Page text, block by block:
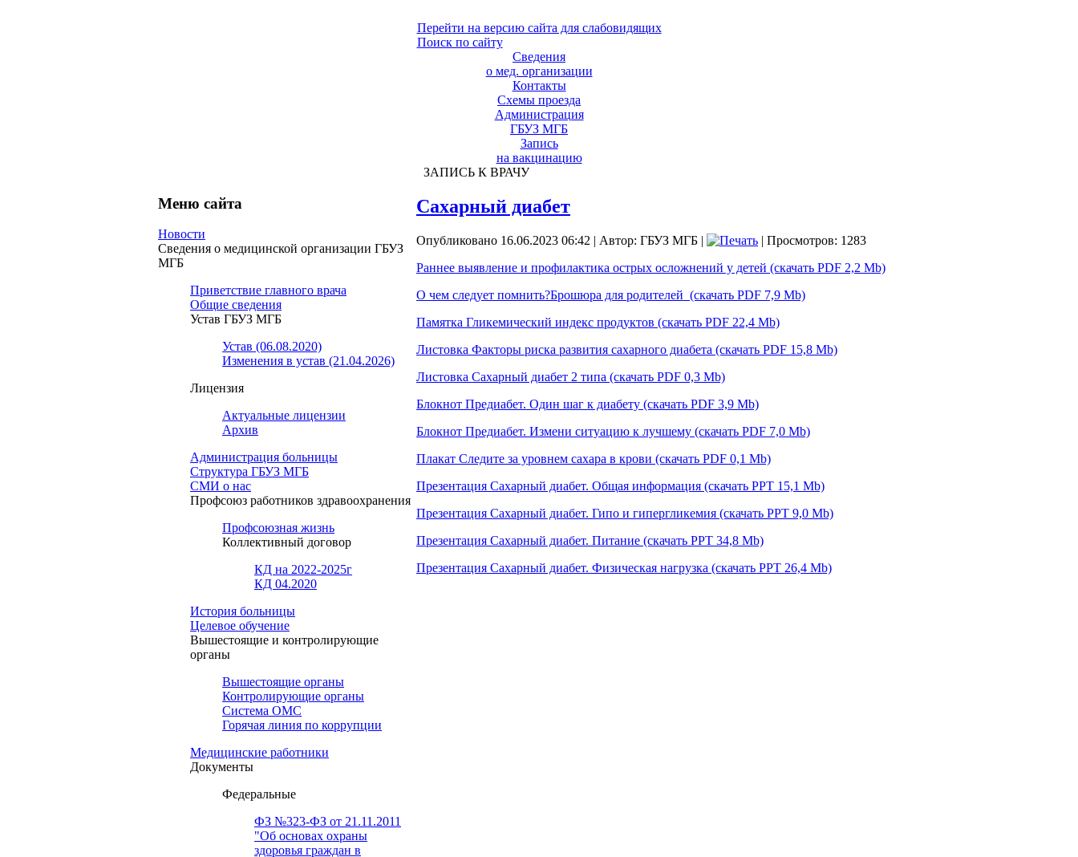
Перейти на версию сайта для слабовидящих
Поиск по сайту
Сведения
о мед. организации
Контакты
Схемы проезда
Администрация
ГБУЗ МГБ
Запись
на вакцинацию
ЗАПИСЬ К ВРАЧУ
Меню сайта
Новости
Сведения о медицинской организации ГБУЗ
МГБ
Приветствие главного врача
Общие сведения
Устав ГБУЗ МГБ
Устав (06.08.2020)
Изменения в устав (21.04.2026)
Лицензия
Актуальные лицензии
Архив
Администрация больницы
Структура ГБУЗ МГБ
СМИ о нас
Профсоюз работников здравоохранения
Профсоюзная жизнь
Коллективный договор
КД на 2022-2025г
КД 04.2020
История больницы
Целевое обучение
Вышестоящие и контролирующие
органы
Вышестоящие органы
Контролирующие органы
Система ОМС
Горячая линия по коррупции
Медицинские работники
Документы
Федеральные
ФЗ №323-ФЗ от 21.11.2011
"Об основах охраны
здоровья граждан в
Сахарный диабет
Опубликовано 16.06.2023 06:42 | Автор: ГБУЗ МГБ |
| Просмотров: 1283
Раннее выявление и профилактика острых осложнений у детей (скачать PDF 2,2 Mb)
О чем следует помнить?Брошюра для родителей (скачать PDF 7,9 Mb)
Памятка Гликемический индекс продуктов (скачать PDF 22,4 Mb)
Листовка Факторы риска развития сахарного диабета (скачать PDF 15,8 Mb)
Листовка Сахарный диабет 2 типа (скачать PDF 0,3 Mb)
Блокнот Предиабет. Один шаг к диабету (скачать PDF 3,9 Mb)
Блокнот Предиабет. Измени ситуацию к лучшему (скачать PDF 7,0 Mb)
Плакат Следите за уровнем сахара в крови (скачать PDF 0,1 Mb)
Презентация Сахарный диабет. Общая информация (скачать PPT 15,1 Mb)
Презентация Сахарный диабет. Гипо и гипергликемия (скачать PPT 9,0 Mb)
Презентация Сахарный диабет. Питание (скачать PPT 34,8 Mb)
Презентация Сахарный диабет. Физическая нагрузка (скачать PPT 26,4 Mb)